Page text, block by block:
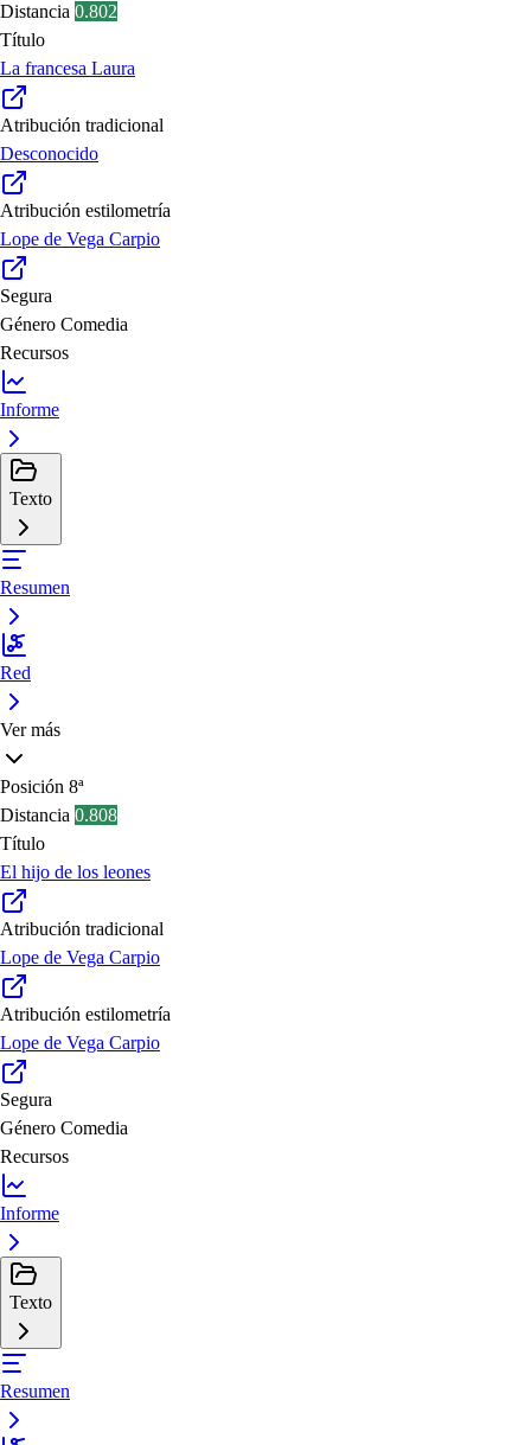
Distancia 0.802
Título
La francesa Laura
Atribución tradicional
Desconocido
Atribución estilometría
Lope de Vega Carpio
Segura
Género Comedia
Recursos
Informe
Texto
Resumen
Red
Ver más
Posición 8ª
Distancia 0.808
Título
El hijo de los leones
Atribución tradicional
Lope de Vega Carpio
Atribución estilometría
Lope de Vega Carpio
Segura
Género Comedia
Recursos
Informe
Texto
Resumen